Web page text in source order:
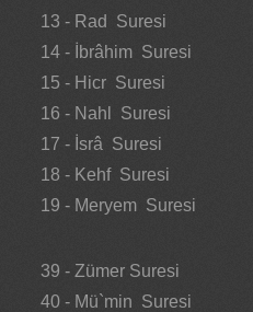
13 - Rad Suresi
14 - İbrâhim Suresi
15 - Hicr Suresi
16 - Nahl Suresi
17 - İsrâ Suresi
18 - Kehf Suresi
19 - Meryem Suresi
39 - Zümer Suresi
40 - Mü`min Suresi